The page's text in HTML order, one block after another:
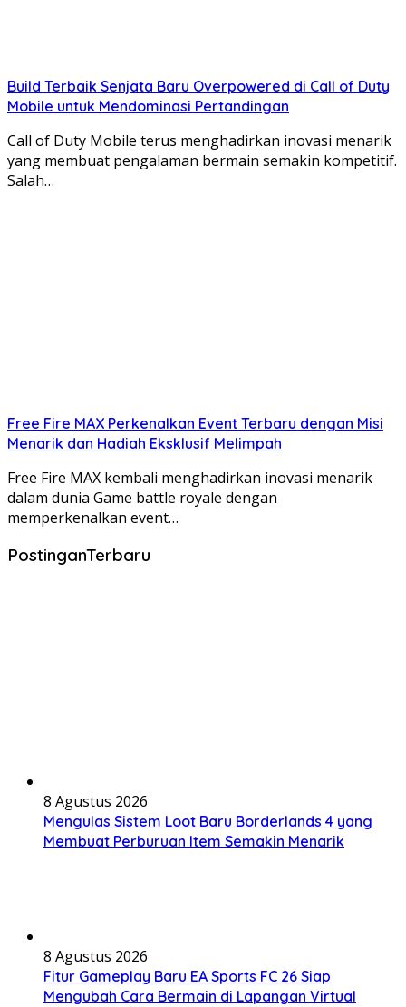
Build Terbaik Senjata Baru Overpowered di Call of Duty
Mobile untuk Mendominasi Pertandingan
Call of Duty Mobile terus menghadirkan inovasi menarik
yang membuat pengalaman bermain semakin kompetitif.
Salah…
Free Fire MAX Perkenalkan Event Terbaru dengan Misi
Menarik dan Hadiah Eksklusif Melimpah
Free Fire MAX kembali menghadirkan inovasi menarik
dalam dunia Game battle royale dengan
memperkenalkan event…
PostinganTerbaru
8 Agustus 2026
Mengulas Sistem Loot Baru Borderlands 4 yang
Membuat Perburuan Item Semakin Menarik
8 Agustus 2026
Fitur Gameplay Baru EA Sports FC 26 Siap
Mengubah Cara Bermain di Lapangan Virtual